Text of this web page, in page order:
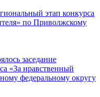
этап конкурса
по Приволжскому
заседание
«За нравственный
федеральному округу